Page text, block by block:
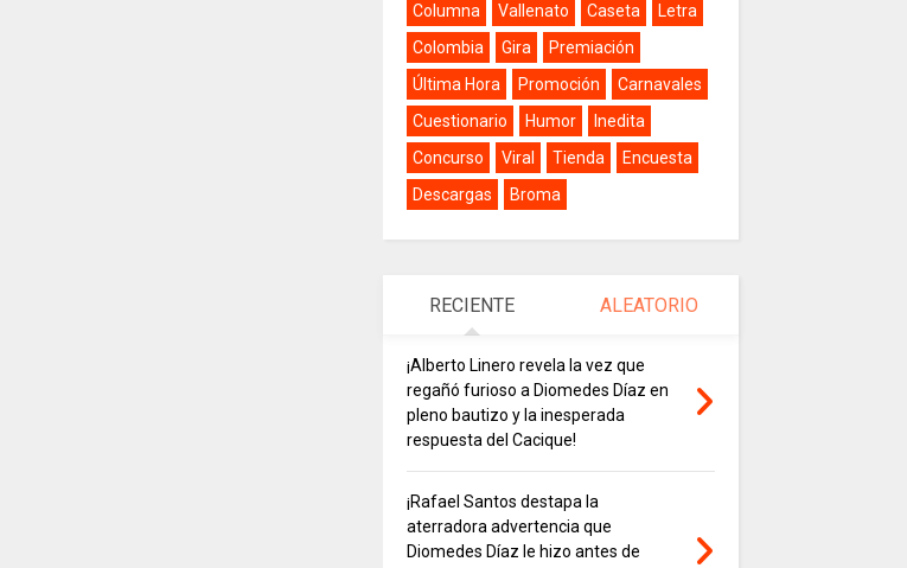
Columna
Vallenato Caseta
Letra
Colombia
Gira
Premiación
Última Hora
Promoción
Carnavales
Cuestionario
Humor
Inedita
Concurso
Viral Tienda
Encuesta
Descargas
Broma
RECIENTE ALEATORIO
¡Alberto Linero revela la vez que
regañó furioso a Diomedes Díaz en
pleno bautizo y la inesperada
respuesta del Cacique!
¡Rafael Santos destapa la
aterradora advertencia que
Diomedes Díaz le hizo antes de